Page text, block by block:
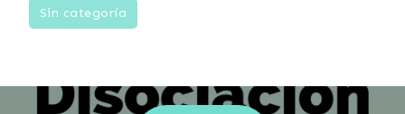
Sin categoría